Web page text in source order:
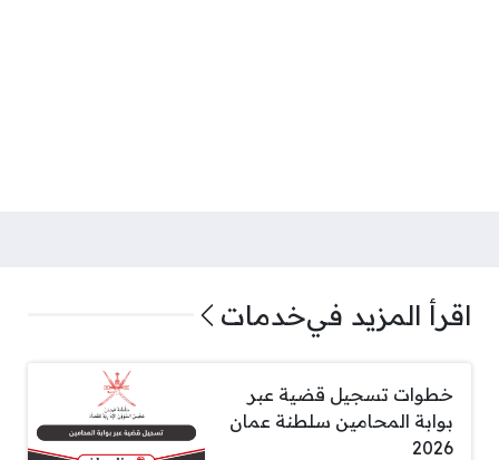
اقرأ المزيد فيخدمات
خطوات تسجيل قضية عبر
بوابة المحامين سلطنة عمان
2026